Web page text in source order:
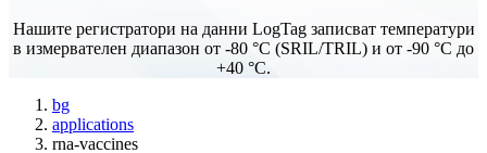
Нашите регистратори на данни LogTag записват температури
в измервателен диапазон от -80 °C (SRIL/TRIL) и от -90 °C до
+40 °C.
bg
applications
rna-vaccines